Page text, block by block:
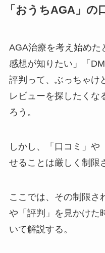
「おうちAGA」の
AGA治療を考え始めた
感想が知りたい」「
評判って、ぶっちゃけ
レビューを探したくな
ろう。
しかし、「口コミ」や
せることは厳しく制限
ここでは、その制限さ
や「評判」を見かけた
いて解説する。